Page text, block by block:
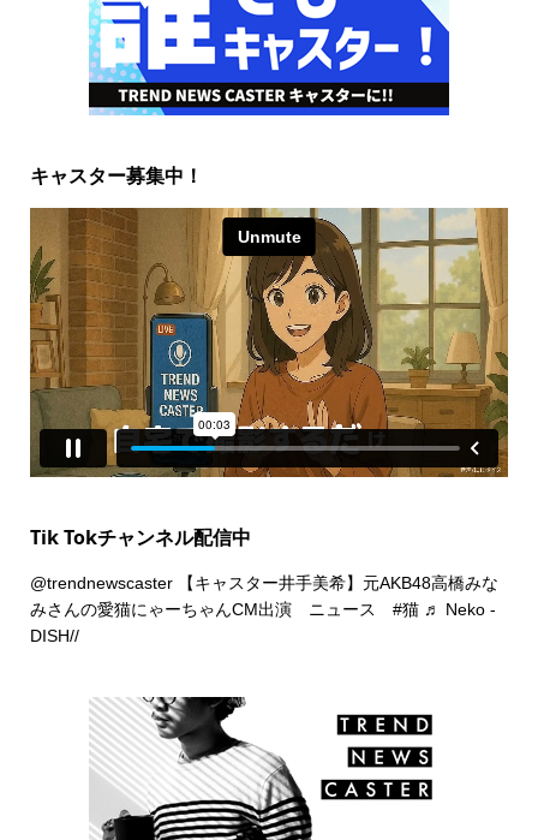
キャスター募集中！
Tik Tokチャンネル配信中
@trendnewscaster【キャスター井手美希】元AKB48高橋みな
みさんの愛猫にゃーちゃんCM出演 ニュース #猫 ♬ Neko -
DISH//